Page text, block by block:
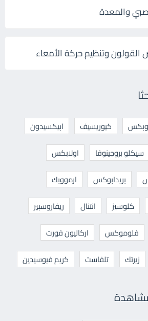
والمعدة
القولون وتنظيم حركة الأمعاء
كيوريسيف
ابيكسيدون
سيكلو بروجينوفا
اولابكس
بريدابوكس
ارموويك
كلوسيز انتنال
ريفاروسبير
فلوموكس
اركاليون فورت
زيرتك تلفاست كريم فيوسيدين